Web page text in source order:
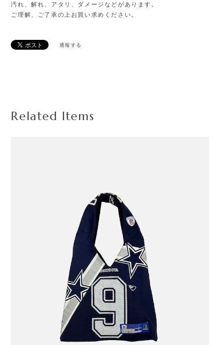
汚れ、解れ、アタリ、ダメージなどがあります。
ご理解、ご了承の上お買い求めください。
通報する
Related Items